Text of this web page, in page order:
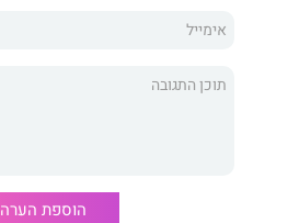
ביצירה שהיא חייו ומתוודע למשקלם
לשלם מהרגע שבו החליט כי יעמוד
והפסד. אולם בראש ובראשונה זהו
הוספת הערה